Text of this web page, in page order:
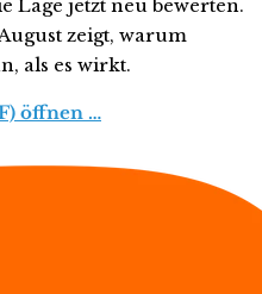
Lage jetzt neu bewerten.
zeigt, warum
als es wirkt.
öffnen …